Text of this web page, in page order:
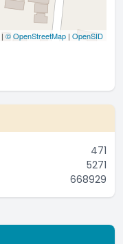
| © OpenStreetMap | OpenSID
471
5271
668929